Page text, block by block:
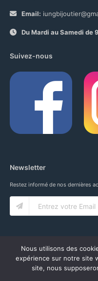
Email:
Du Mardi au Samedi de
Suivez-nous
Newsletter
Restez informé de nos dernières
© 2020 IUNG SARL. ALL
Nous utilisons des
expérience sur notre site
site, nous